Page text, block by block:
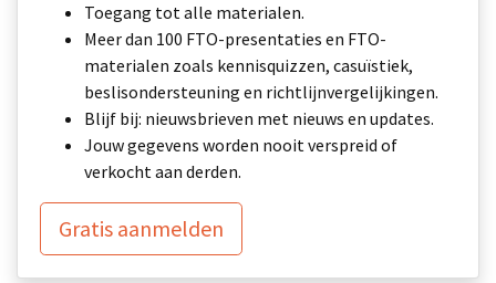
Toegang tot alle materialen.
Meer dan 100 FTO-presentaties en FTO-
materialen zoals kennisquizzen, casuïstiek,
beslisondersteuning en richtlijnvergelijkingen.
Blijf bij: nieuwsbrieven met nieuws en updates.
Jouw gegevens worden nooit verspreid of
verkocht aan derden.
Gratis aanmelden